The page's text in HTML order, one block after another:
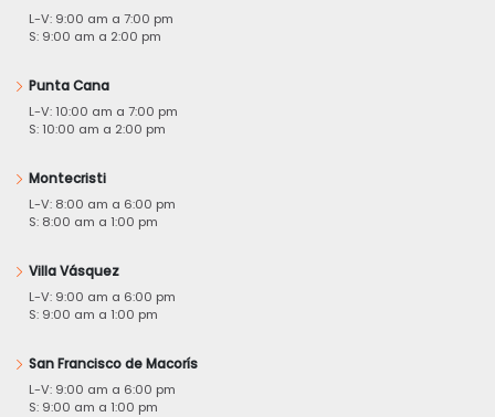
L-V: 9:00 am a 7:00 pm
S: 9:00 am a 2:00 pm
Punta Cana
L-V: 10:00 am a 7:00 pm
S: 10:00 am a 2:00 pm
Montecristi
L-V: 8:00 am a 6:00 pm
S: 8:00 am a 1:00 pm
Villa Vásquez
L-V: 9:00 am a 6:00 pm
S: 9:00 am a 1:00 pm
San Francisco de Macorís
L-V: 9:00 am a 6:00 pm
S: 9:00 am a 1:00 pm